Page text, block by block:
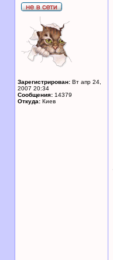
Зарегистрирован: Вт апр 24,
2007 20:34
Сообщения: 14379
Откуда: Киев